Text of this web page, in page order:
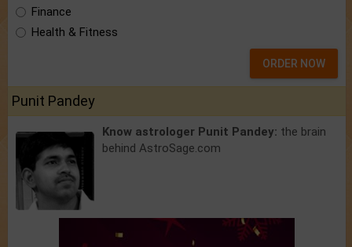
Finance
Health & Fitness
ORDER NOW
Punit Pandey
Know astrologer Punit Pandey: the brain
behind AstroSage.com